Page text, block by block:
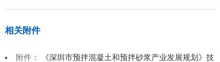
相关附件
附件：
《深圳市预拌混凝土和预拌砂浆产业发展规划》技